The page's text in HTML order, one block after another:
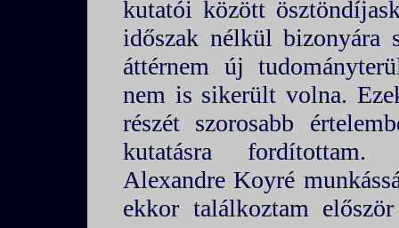
kutatói között
időszak nélkül bizonyára
áttérnem új
nem is sikerült volna.
részét szorosabb
kutatásra fordítottam.
Alexandre Koyré
ekkor találkoztam